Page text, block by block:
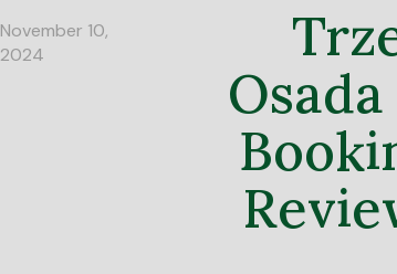
November 10,
2024